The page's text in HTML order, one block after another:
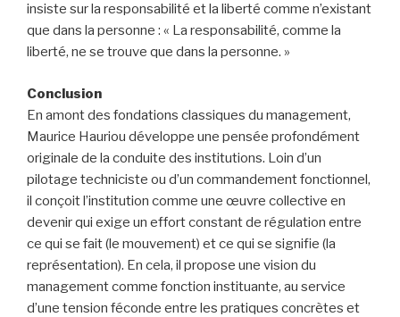
insiste sur la responsabilité et la liberté comme n’existant
que dans la personne : « La responsabilité, comme la
liberté, ne se trouve que dans la personne. »
Conclusion
En amont des fondations classiques du management,
Maurice Hauriou développe une pensée profondément
originale de la conduite des institutions. Loin d’un
pilotage techniciste ou d’un commandement fonctionnel,
il conçoit l’institution comme une œuvre collective en
devenir qui exige un effort constant de régulation entre
ce qui se fait (le mouvement) et ce qui se signifie (la
représentation). En cela, il propose une vision du
management comme fonction instituante, au service
d’une tension féconde entre les pratiques concrètes et